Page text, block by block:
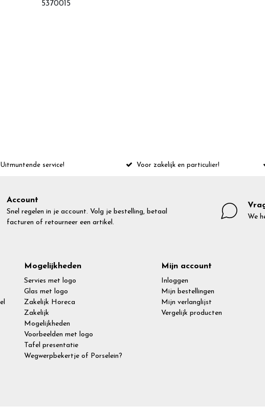
5370015
Uitmuntende service! Voor zakelijk en particulier!
Account
Snel regelen in je account. Volg je bestelling, betaal
facturen of retourneer een artikel.
We
Mogelijkheden
Servies met logo
Glas met logo
Zakelijk Horeca
Zakelijk
Mogelijkheden
Voorbeelden met logo
Tafel presentatie
Wegwerpbekertje of Porselein?
Mijn account
Inloggen
Mijn bestellingen
Mijn verlanglijst
Vergelijk producten